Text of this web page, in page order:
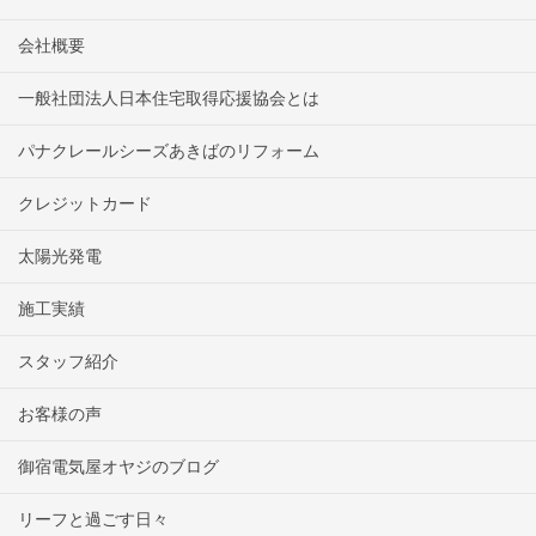
会社概要
一般社団法人日本住宅取得応援協会とは
パナクレールシーズあきばのリフォーム
クレジットカード
太陽光発電
施工実績
スタッフ紹介
お客様の声
御宿電気屋オヤジのブログ
リーフと過ごす日々